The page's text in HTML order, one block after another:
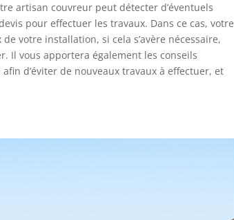
artisan couvreur peut détecter d’éventuels
pour effectuer les travaux. Dans ce cas, votre
votre installation, si cela s’avère nécessaire,
Il vous apportera également les conseils
d’éviter de nouveaux travaux à effectuer, et